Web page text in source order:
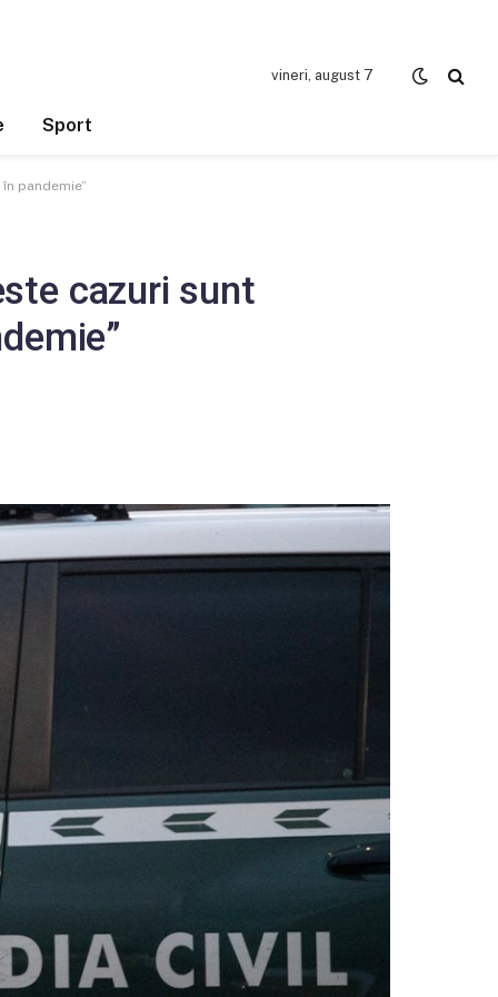
vineri, august 7
Sport
pandemie”
cazuri sunt